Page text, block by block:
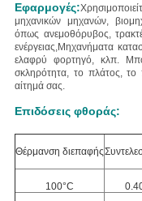
Εφαρμογές:
μηχανικών μηχανών,
όπως ανεμοθόρυβος,
ενέργειας,Μηχανήματα
ελαφρύ φορτηγό, κλπ.
σκληρότητα, το πλάτος,
αίτημά σας.
Επιδόσεις φθοράς:
Θέρμανση διεπαφής
100°C